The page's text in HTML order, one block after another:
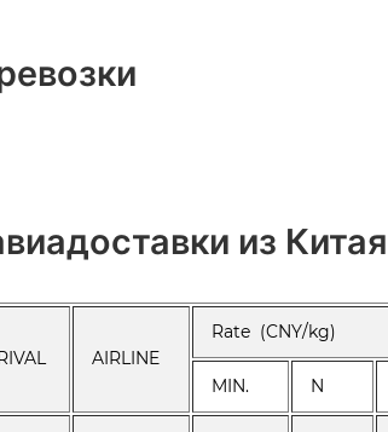
из Китая
AIRLINE
Rate (CNY/kg)
MIN.
N